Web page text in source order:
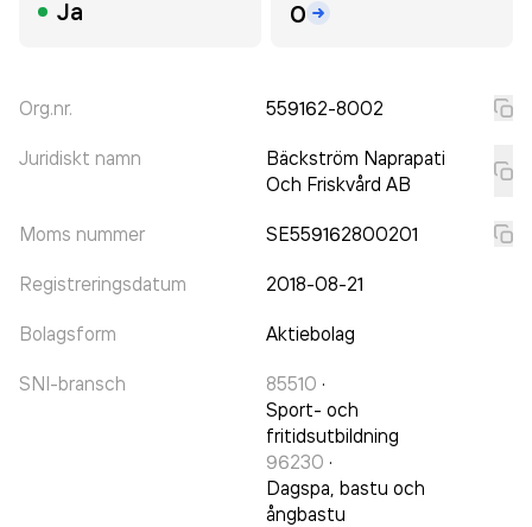
Ja 0
Org.nr. 559162-8002
Juridiskt namn
Bäckström Naprapati
Och Friskvård AB
Moms nummer SE559162800201
Registreringsdatum 2018-08-21
Bolagsform Aktiebolag
SNI-bransch 85510 ·
Sport- och
fritidsutbildning
96230 ·
Dagspa, bastu och
ångbastu